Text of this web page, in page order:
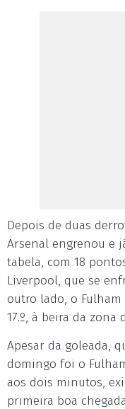
Depois de duas
Arsenal engrenou e
tabela, com 18
Liverpool, que se
outro lado, o
17.º, à beira da zona
Apesar da goleada,
domingo foi o
aos dois minutos,
primeira boa